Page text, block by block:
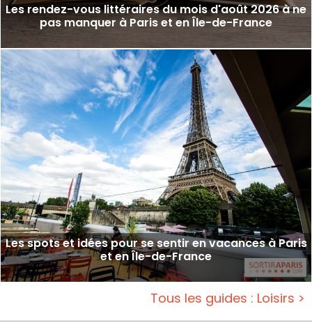
Les rendez-vous littéraires du mois d'août 2026 à ne
pas manquer à Paris et en Île-de-France
Les spots et idées pour se sentir en vacances à Paris
et en Île-de-France
Tous les guides : Loisirs >